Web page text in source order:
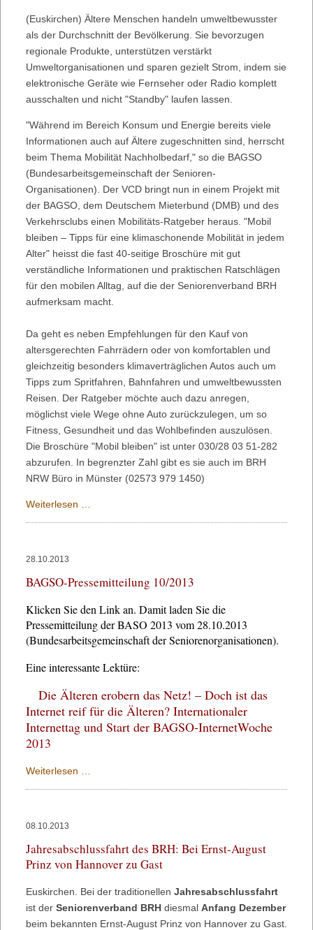
(Euskirchen) Ältere Menschen handeln umweltbewusster
als der Durchschnitt der Bevölkerung. Sie bevorzugen
regionale Produkte, unterstützen verstärkt
Umweltorganisationen und sparen gezielt Strom, indem sie
elektronische Geräte wie Fernseher oder Radio komplett
ausschalten und nicht "Standby" laufen lassen.
"Während im Bereich Konsum und Energie bereits viele
Informationen auch auf Ältere zugeschnitten sind, herrscht
beim Thema Mobilität Nachholbedarf," so die BAGSO
(Bundesarbeitsgemeinschaft der Senioren-
Organisationen). Der VCD bringt nun in einem Projekt mit
der BAGSO, dem Deutschem Mieterbund (DMB) und des
Verkehrsclubs einen Mobilitäts-Ratgeber heraus. "Mobil
bleiben – Tipps für eine klimaschonende Mobilität in jedem
Alter" heisst die fast 40-seitige Broschüre mit gut
verständliche Informationen und praktischen Ratschlägen
für den mobilen Alltag, auf die der Seniorenverband BRH
aufmerksam macht.
Da geht es neben Empfehlungen für den Kauf von
altersgerechten Fahrrädern oder von komfortablen und
gleichzeitig besonders klimaverträglichen Autos auch um
Tipps zum Spritfahren, Bahnfahren und umweltbewussten
Reisen. Der Ratgeber möchte auch dazu anregen,
möglichst viele Wege ohne Auto zurückzulegen, um so
Fitness, Gesundheit und das Wohlbefinden auszulösen.
Die Broschüre "Mobil bleiben" ist unter 030/28 03 51-282
abzurufen. In begrenzter Zahl gibt es sie auch im BRH
NRW Büro in Münster (02573 979 1450)
Weiterlesen …
Tipps
den
Alltag
28.10.2013
BAGSO-Pressemitteilung 10/2013
Klicken Sie den Link an. Damit laden Sie die
Pressemitteilung der BASO 2013 vom 28.10.2013
(Bundesarbeitsgemeinschaft der Seniorenorganisationen).
Eine interessante Lektüre:
Die Älteren erobern das Netz! – Doch ist das
Internet reif für die Älteren? Internationaler
Internettag und Start der BAGSO-InternetWoche
2013
Weiterlesen …
08.10.2013
Jahresabschlussfahrt des BRH: Bei Ernst-August
Prinz von Hannover zu Gast
Euskirchen. Bei der traditionellen Jahresabschlussfahrt
ist der Seniorenverband BRH diesmal Anfang Dezember
beim bekannten Ernst-August Prinz von Hannover zu Gast.